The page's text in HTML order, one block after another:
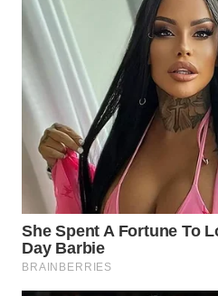
DEPOK
WN
TAPANULI
UTARA
WN
SAMOSIR
WN
PADANG
LAWAS